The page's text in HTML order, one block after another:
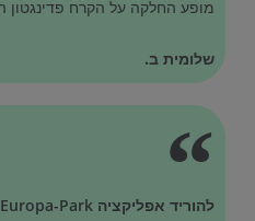
מופע החלקה על הקרח פדינגטון
שלומית ב.
להוריד אפליקציה Europa-Park